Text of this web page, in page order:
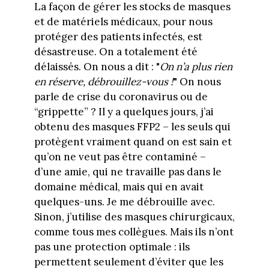
La façon de gérer les stocks de masques
et de matériels médicaux, pour nous
protéger des patients infectés, est
désastreuse. On a totalement été
délaissés. On nous a dit : "On n’a plus rien
en réserve, débrouillez-vous !" On nous
parle de crise du coronavirus ou de
“grippette” ? Il y a quelques jours, j’ai
obtenu des masques FFP2 – les seuls qui
protègent vraiment quand on est sain et
qu’on ne veut pas être contaminé –
d’une amie, qui ne travaille pas dans le
domaine médical, mais qui en avait
quelques-uns. Je me débrouille avec.
Sinon, j’utilise des masques chirurgicaux,
comme tous mes collègues. Mais ils n’ont
pas une protection optimale : ils
permettent seulement d’éviter que les